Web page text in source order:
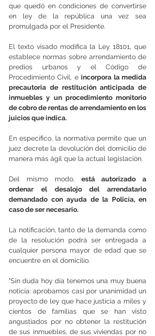
que quedó en condiciones de convertirse
en ley de la república una vez sea
promulgada por el Presidente.
El texto visado modifica la Ley 18101, que
establece normas sobre arrendamiento de
predios urbanos y el Código de
Procedimiento Civil, e incorpora la medida
precautoria de restitución anticipada de
inmuebles y un procedimiento monitorio
de cobro de rentas de arrendamiento en los
juicios que indica.
En específico, la normativa permite que un
juez decrete la devolución del domicilio de
manera más ágil que la actual legislación.
Del mismo modo, está autorizado a
ordenar el desalojo del arrendatario
demandado con ayuda de la Policía, en
caso de ser necesario.
La notificación, tanto de la demanda como
de la resolución podrá ser entregada a
cualquier persona mayor de edad que se
encuentre en el domicilio.
"Sin duda hoy día tenemos una muy buena
noticia: aprobamos casi por unanimidad un
proyecto de ley que hace justicia a miles y
cientos de familias que se han visto
angustiados por no obtener la restitución
de sus inmuebles, de sus viviendas por no